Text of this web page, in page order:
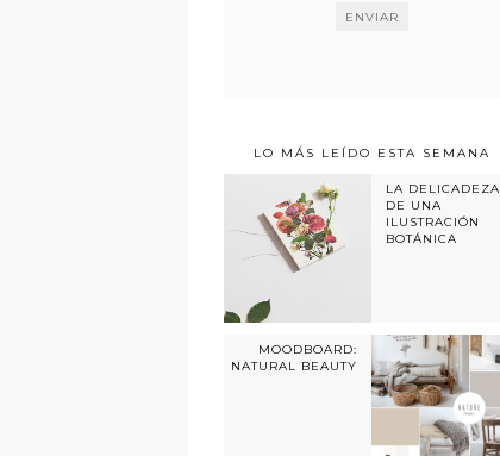
LO MÁS LEÍDO ESTA SEMANA
LA DELICADEZA
DE UNA
ILUSTRACIÓN
BOTÁNICA
MOODBOARD:
NATURAL BEAUTY